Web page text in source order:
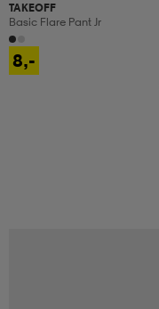
TAKEOFF
Basic Flare Pant Jr
8,-